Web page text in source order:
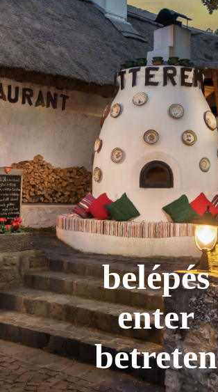
belépés
enter
betreten